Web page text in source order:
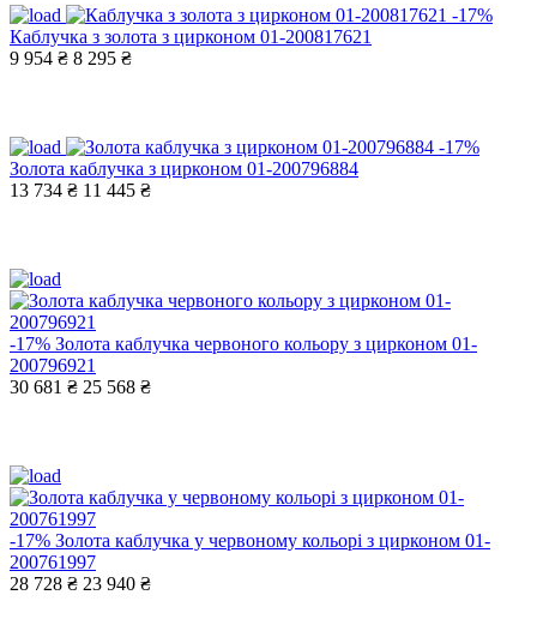
-17%
Каблучка з золота з цирконом 01-200817621
9 954 ₴ 8 295 ₴
-17%
Золота каблучка з цирконом 01-200796884
13 734 ₴ 11 445 ₴
-17% Золота каблучка червоного кольору з цирконом 01-
200796921
30 681 ₴ 25 568 ₴
-17% Золота каблучка у червоному кольорі з цирконом 01-
200761997
28 728 ₴ 23 940 ₴